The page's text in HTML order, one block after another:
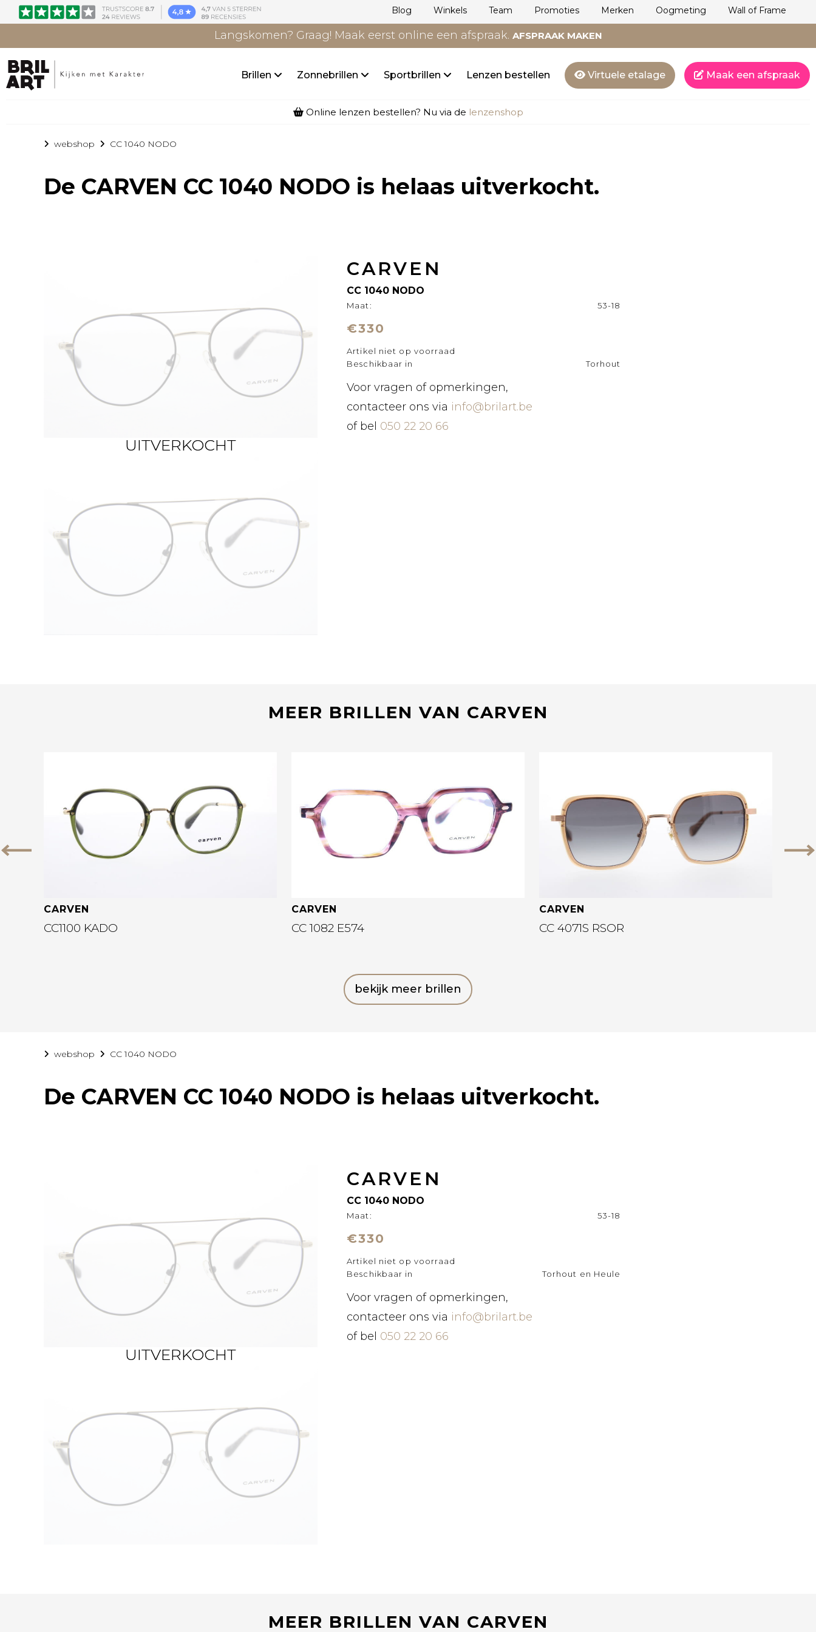
Blog Winkels Team Promoties Merken Oogmeting Wall of Frame
Langskomen? Graag! Maak eerst online een afspraak. AFSPRAAK MAKEN
Brillen Zonnebrillen Sportbrillen Lenzen bestellen Virtuele etalage Maak een afspraak
Online lenzen bestellen? Nu via de lenzenshop
webshop CC 1040 NODO
De CARVEN CC 1040 NODO is helaas uitverkocht.
UITVERKOCHT
UITVERKOCHT
CARVEN
CC 1040 NODO
Maat: 53-18
€330
Artikel niet op voorraad
Beschikbaar in
Torhout
Voor vragen of opmerkingen,
contacteer ons via info@brilart.be
of bel 050 22 20 66
MEER BRILLEN VAN CARVEN
Vorige
CARVEN
CC1100 KADO
CARVEN
CC 1082 E574
CARVEN
CC 4071S RSOR
bekijk meer brillen
webshop CC 1040 NODO
De CARVEN CC 1040 NODO is helaas uitverkocht.
UITVERKOCHT
UITVERKOCHT
CARVEN
CC 1040 NODO
Maat: 53-18
€330
Artikel niet op voorraad
Beschikbaar in
Torhout en Heule
Voor vragen of opmerkingen,
contacteer ons via info@brilart.be
of bel 050 22 20 66
MEER BRILLEN VAN CARVEN